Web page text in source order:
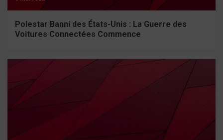
Polestar Banni des États-Unis : La Guerre des
Voitures Connectées Commence